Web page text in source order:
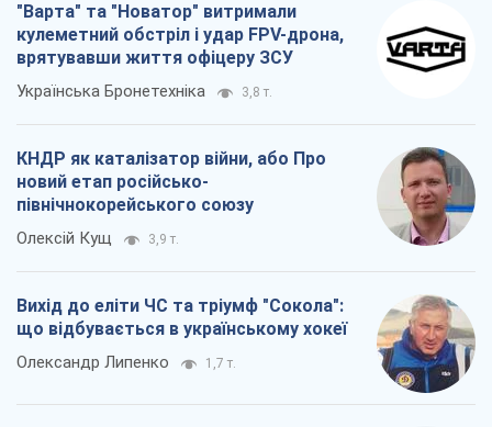
"Варта" та "Новатор" витримали
кулеметний обстріл і удар FPV-дрона,
врятувавши життя офіцеру ЗСУ
Українська Бронетехніка 3,8 т.
КНДР як каталізатор війни, або Про
новий етап російсько-
північнокорейського союзу
Олексій Кущ 3,9 т.
Вихід до еліти ЧС та тріумф "Сокола":
що відбувається в українському хокеї
Олександр Липенко 1,7 т.